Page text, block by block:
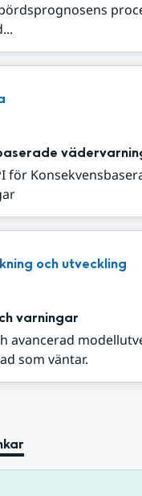
för
och utveckling
varningar
avancerad
som väntar.